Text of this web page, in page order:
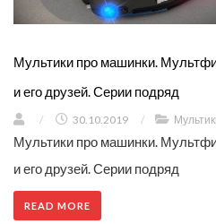
Мультики про машинки.
и его друзей. Серии подряд
/ 30.10.2019 /
Мультики про машинки.
и его друзей. Серии подряд
READ MORE